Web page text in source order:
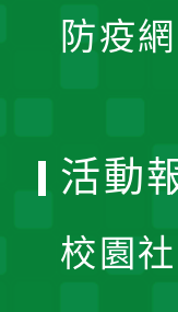
防疫
活動
校園